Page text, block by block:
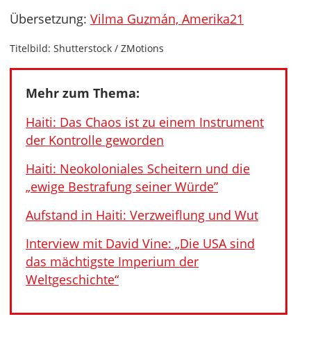
Übersetzung: Vilma Guzmán, Amerika21
Titelbild: Shutterstock / ZMotions
Mehr zum Thema:
Haiti: Das Chaos ist zu einem Instrument
der Kontrolle geworden
Haiti: Neokoloniales Scheitern und die
„ewige Bestrafung seiner Würde”
Aufstand in Haiti: Verzweiflung und Wut
Interview mit David Vine: „Die USA sind
das mächtigste Imperium der
Weltgeschichte“